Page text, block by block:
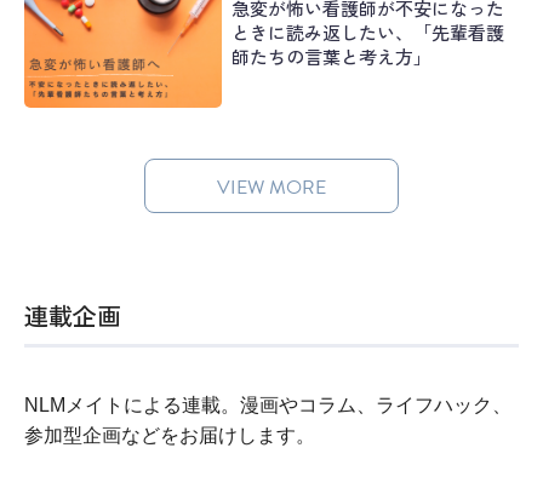
急変が怖い看護師が不安になった
ときに読み返したい、「先輩看護
師たちの言葉と考え方」
VIEW MORE
連載企画
NLMメイトによる連載。漫画やコラム、ライフハック、
参加型企画などをお届けします。